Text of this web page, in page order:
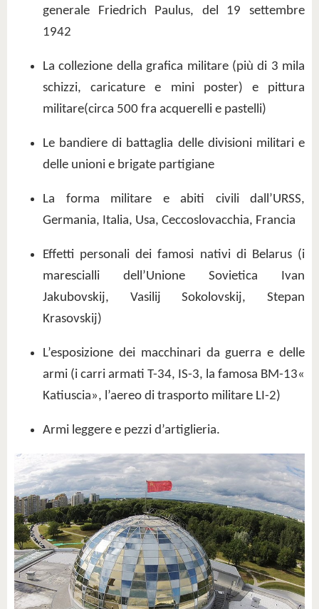
generale Friedrich Paulus, del 19 settembre
1942
La collezione della grafica militare (più di 3 mila
schizzi, caricature e mini poster) e pittura
militare(circa 500 fra acquerelli e pastelli)
Le bandiere di battaglia delle divisioni militari e
delle unioni e brigate partigiane
La forma militare e abiti civili dall’URSS,
Germania, Italia, Usa, Ceccoslovacchia, Francia
Effetti personali dei famosi nativi di Belarus (i
marescialli dell’Unione Sovietica Ivan
Jakubovskij, Vasilij Sokolovskij, Stepan
Krasovskij)
L’esposizione dei macchinari da guerra e delle
armi (i carri armati T-34, IS-3, la famosa BM-13«
Katiuscia», l’aereo di trasporto militare LI-2)
Armi leggere e pezzi d’artiglieria.